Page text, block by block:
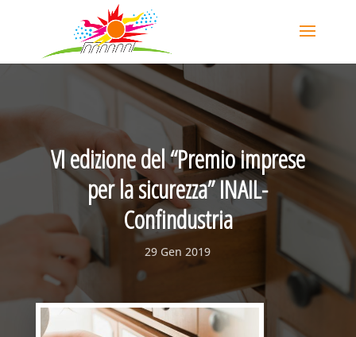
VI edizione del “Premio imprese
per la sicurezza” INAIL-
Confindustria
29 Gen 2019